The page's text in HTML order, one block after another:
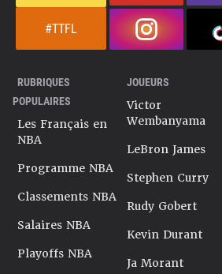
#TTFL
RUBRIQUES
POPULAIRES
Les Français en
NBA
Programme NBA
Classements NBA
Salaires NBA
Playoffs NBA
JOUEURS
Victor
Wembanyama
LeBron James
Stephen Curry
Rudy Gobert
Kevin Durant
Ja Morant